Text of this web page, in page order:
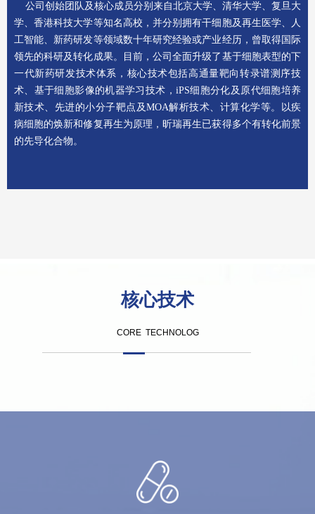
核心技术
CORE TECHNOLOG
公司创始团队及核心成员分别来自北京大学、清华大学、复旦大
学、香港科技大学等知名高校，并分别拥有干细胞及再生医学、人
工智能、新药研发等领域数十年研究经验或产业经历，曾取得国际
领先的科研及转化成果。目前，公司全面升级了基于细胞表型的下
一代新药研发技术体系，核心技术包括高通量靶向转录谱测序技
术、基于细胞影像的机器学习技术，iPS细胞分化及原代细胞培养
新技术、先进的小分子靶点及MOA解析技术、计算化学等。以疾
病细胞的焕新和修复再生为原理，昕瑞再生已获得多个有转化前景
的先导化合物。